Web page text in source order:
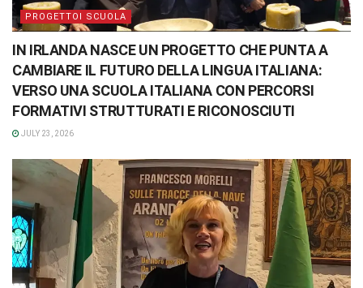
PROGETTOI SCUOLA
IN IRLANDA NASCE UN PROGETTO CHE PUNTA A
CAMBIARE IL FUTURO DELLA LINGUA ITALIANA:
VERSO UNA SCUOLA ITALIANA CON PERCORSI
FORMATIVI STRUTTURATI E RICONOSCIUTI
JULY 23, 2026